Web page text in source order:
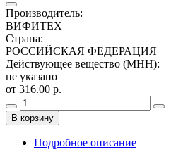
Производитель:
ВИФИТЕХ
Страна:
РОССИЙСКАЯ ФЕДЕРАЦИЯ
Действующее вещество (МНН):
не указано
от 316.00 р.
В корзину
Подробное описание